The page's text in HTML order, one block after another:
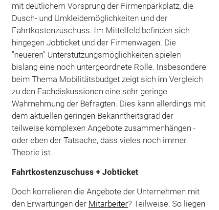
mit deutlichem Vorsprung der Firmenparkplatz, die
Dusch- und Umkleidemöglichkeiten und der
Fahrtkostenzuschuss. Im Mittelfeld befinden sich
hingegen Jobticket und der Firmenwagen. Die
"neueren" Unterstützungsmöglichkeiten spielen
bislang eine noch untergeordnete Rolle. Insbesondere
beim Thema Mobilitätsbudget zeigt sich im Vergleich
zu den Fachdiskussionen eine sehr geringe
Wahrnehmung der Befragten. Dies kann allerdings mit
dem aktuellen geringen Bekanntheitsgrad der
teilweise komplexen Angebote zusammenhängen -
oder eben der Tatsache, dass vieles noch immer
Theorie ist.
Fahrtkostenzuschuss + Jobticket
Doch korrelieren die Angebote der Unternehmen mit
den Erwartungen der Mitarbeiter? Teilweise. So liegen